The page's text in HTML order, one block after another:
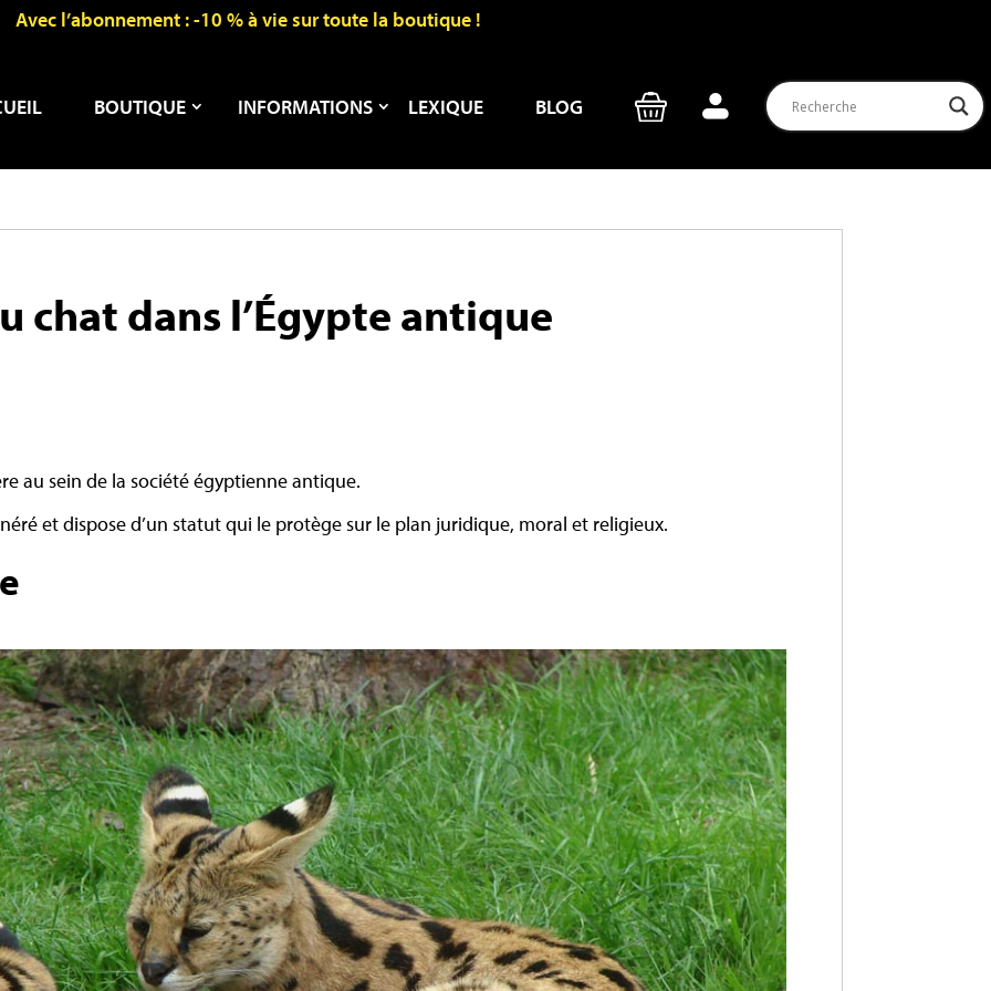
Avec l’abonnement : -10 % à vie sur toute la boutique !
BOUTIQUE INFORMATIONS LEXIQUE BLOG
chat dans l’Égypte antique
au sein de la société égyptienne antique.
et dispose d’un statut qui le protège sur le plan juridique, moral et religieux.